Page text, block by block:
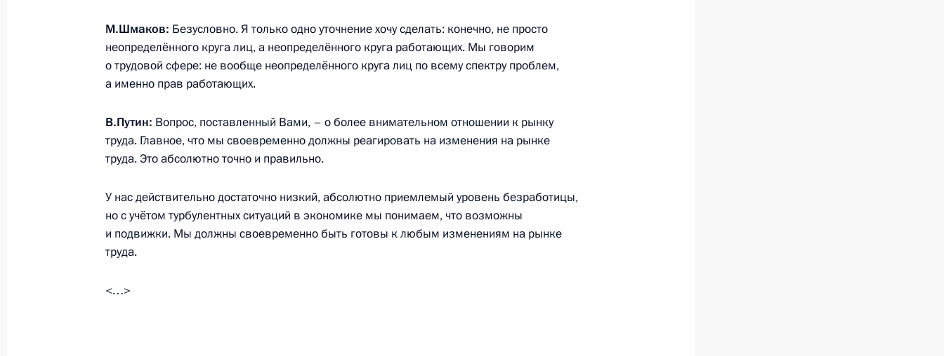
2 февраля 2016 года, вторник
Медведевым
2 февраля 2016 года, 17:10 Московская область, Ново-Огарёво
Встреча с Владимиром Груздевым и Алексеем Дюминым
2 февраля 2016 года, 16:30 Московская область, Ново-Огарёво
Рабочая встреча с Главой Удмуртии Александром Соловьёвым
М.Шмаков: Безусловно. Я только одно уточнение хочу сделать: конечно, не просто
неопределённого круга лиц, а неопределённого круга работающих. Мы говорим
о трудовой сфере: не вообще неопределённого круга лиц по всему спектру проблем,
а именно прав работающих.
В.Путин: Вопрос, поставленный Вами, – о более внимательном отношении к рынку
труда. Главное, что мы своевременно должны реагировать на изменения на рынке
труда. Это абсолютно точно и правильно.
У нас действительно достаточно низкий, абсолютно приемлемый уровень безработицы,
но с учётом турбулентных ситуаций в экономике мы понимаем, что возможны
и подвижки. Мы должны своевременно быть готовы к любым изменениям на рынке
труда.
<…>